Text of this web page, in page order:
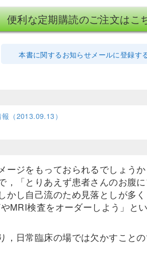
便利な定期購読のご注文はこ
本書に関するお知らせメールに登録す
（2013.09.13）
ジをもっておられるでしょう
「とりあえず患者さんのお腹
し自己流のため見落としが多
MRI検査をオーダーしよう」と
日常臨床の場では欠かすこと